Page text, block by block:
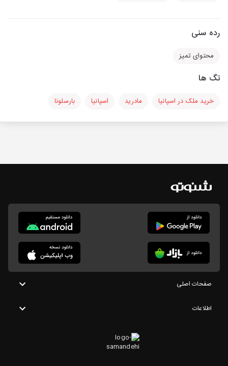
رده سنی
محتوای تمیز
تگ ها
خرید ملک در اسپانیا مادرید اسپانیا بارسلونا
صفحات اصلی
اطلاعات